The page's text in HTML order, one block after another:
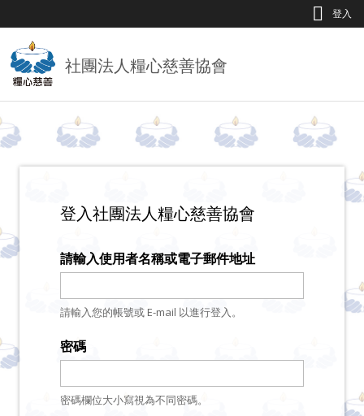
社團法人糧心慈善協會
登入
登入社團法人糧心慈善協會
請輸入使用者名稱或電子郵件地址
請輸入您的帳號或 E-mail 以進行登入。
密碼
密碼欄位大小寫視為不同密碼。